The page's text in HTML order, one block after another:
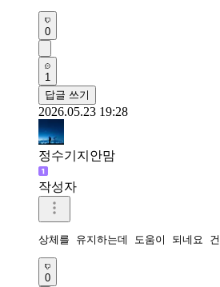
0
1
답글 쓰기
2026.05.23 19:28
정수기지안맘
작성자
상체를 유지하는데 도움이 되네요
0